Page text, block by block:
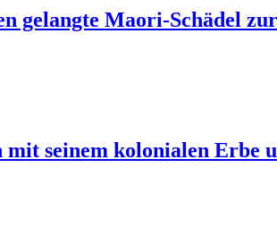
gelangte Maori-Schädel
seinem kolonialen Erbe